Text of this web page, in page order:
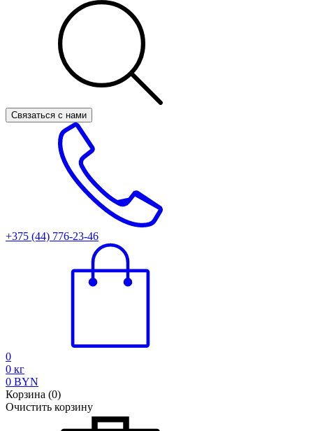
Связаться с нами
+375 (44) 776-23-46
0
0 кг
0 BYN
Корзина (0)
Очистить корзину